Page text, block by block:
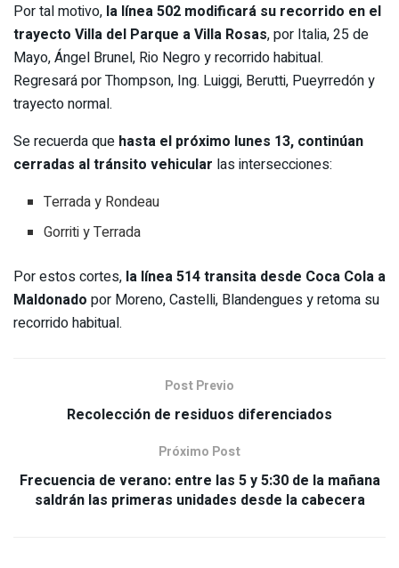
Por tal motivo, la línea 502 modificará su recorrido en el
trayecto Villa del Parque a Villa Rosas, por Italia, 25 de
Mayo, Ángel Brunel, Rio Negro y recorrido habitual.
Regresará por Thompson, Ing. Luiggi, Berutti, Pueyrredón y
trayecto normal.
Se recuerda que hasta el próximo lunes 13, continúan
cerradas al tránsito vehicular las intersecciones:
Terrada y Rondeau
Gorriti y Terrada
Por estos cortes, la línea 514 transita desde Coca Cola a
Maldonado por Moreno, Castelli, Blandengues y retoma su
recorrido habitual.
Post Previo
Recolección de residuos diferenciados
Próximo Post
Frecuencia de verano: entre las 5 y 5:30 de la mañana
saldrán las primeras unidades desde la cabecera